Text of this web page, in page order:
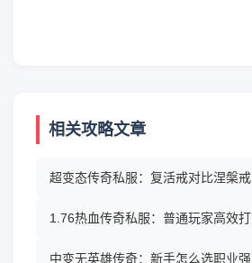
相关攻略文章
超变态传奇私服：复活戒对比涅槃戒
1.76热血传奇私服：普通玩家高效打
中变无英雄传奇：新手怎么选职业强